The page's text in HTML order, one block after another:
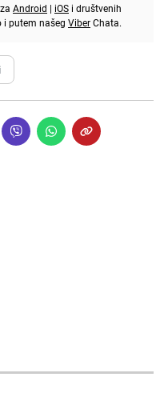
Android | iOS i društvenih
i putem našeg ViberChata.